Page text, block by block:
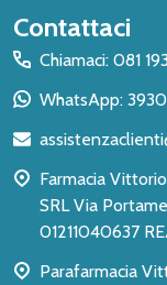
Inizio
del
piè
pagina
Contattaci
Chiamaci: 081
WhatsApp:
Farmacia
SRL Via Portamedina 8, 80134 -
01211040637
Parafarmacia